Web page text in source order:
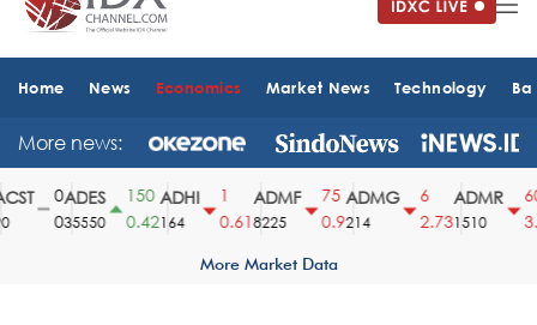
Home News Economics Market News Technology
More news:
ADES
35550
150
0.42
ADHI
164
0.61
ADMF
8225
75
0.9
ADMG
214
2.73
ADMR
1510
60
More Market Data